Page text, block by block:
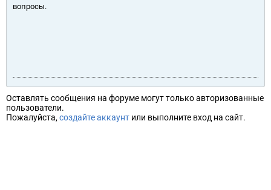
вопросы.
Оставлять сообщения на форуме могут только авторизованные
пользователи.
Пожалуйста, создайте аккаунт или выполните вход на сайт.